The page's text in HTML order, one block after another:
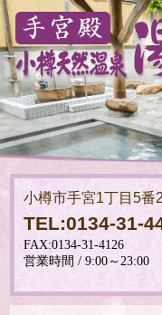
小樽市手宮1丁目5番
TEL:0134-31-